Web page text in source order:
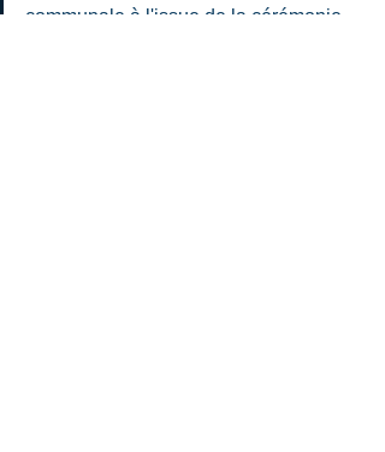
communale à l'issue de la cérémonie.